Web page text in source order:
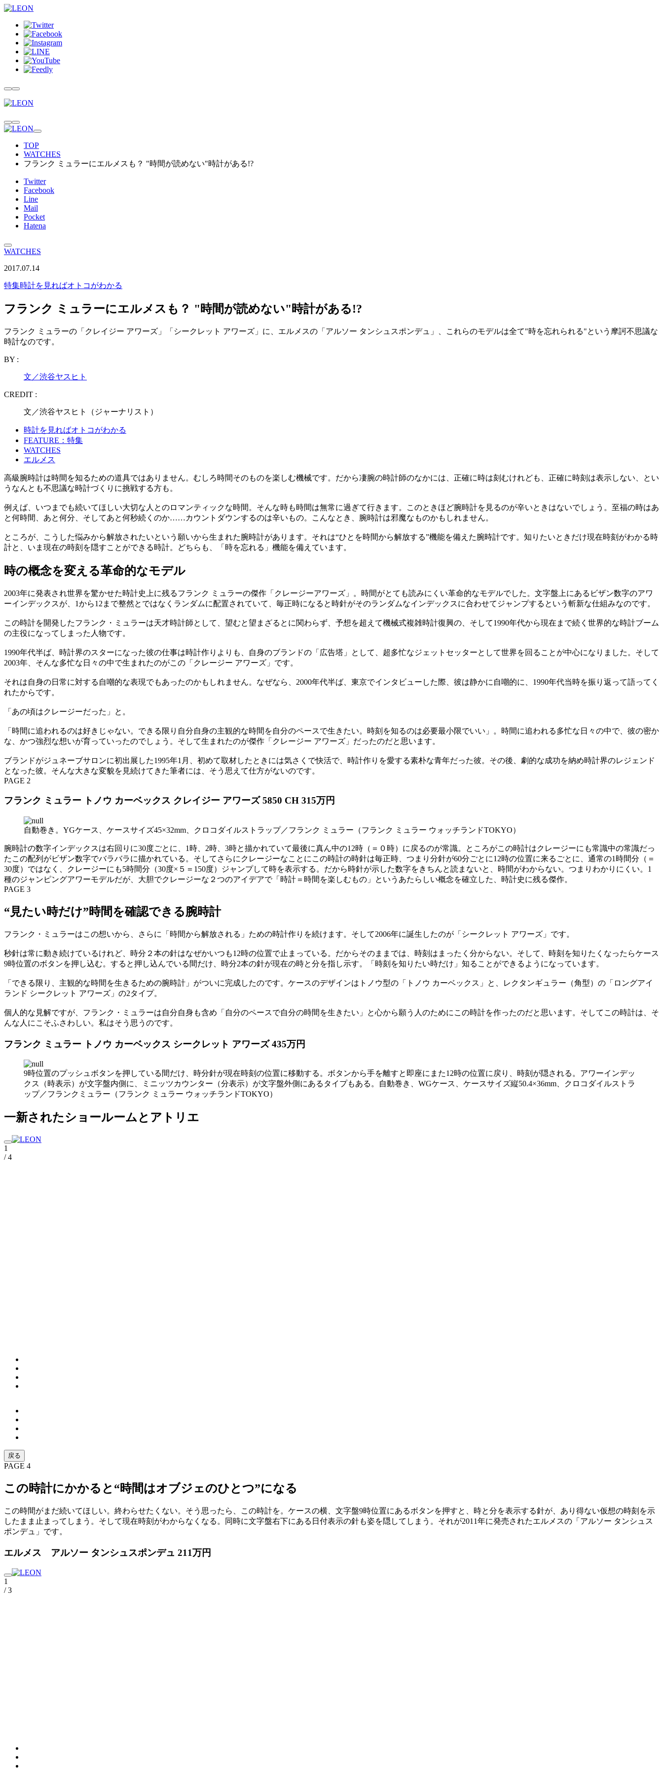
TOP
WATCHES
フランク ミュラーにエルメスも？ "時間が読めない"時計がある!?
Twitter
Facebook
Line
Mail
Pocket
Hatena
WATCHES
2017.07.14
特集時計を見ればオトコがわかる
フランク ミュラーにエルメスも？ "時間が読めない"時計がある!?
フランク ミュラーの「クレイジー アワーズ」「シークレット アワーズ」に、エルメスの「アルソー タンシュスポンデュ」、これらのモデルは全て"時を忘れられる"という摩訶不思議な
時計なのです。
BY :
文／渋谷ヤスヒト
CREDIT :
文／渋谷ヤスヒト（ジャーナリスト）
時計を見ればオトコがわかる
FEATURE：特集
WATCHES
エルメス
高級腕時計は時間を知るための道具ではありません。むしろ時間そのものを楽しむ機械です。だから凄腕の時計師のなかには、正確に時は刻むけれども、正確に時刻は表示しない、とい
うなんとも不思議な時計づくりに挑戦する方も。
例えば、いつまでも続いてほしい大切な人とのロマンティックな時間。そんな時も時間は無常に過ぎて行きます。このときほど腕時計を見るのが辛いときはないでしょう。至福の時はあ
と何時間、あと何分、そしてあと何秒続くのか……カウントダウンするのは辛いもの。こんなとき、腕時計は邪魔なものかもしれません。
ところが、こうした悩みから解放されたいという願いから生まれた腕時計があります。それは“ひとを時間から解放する”機能を備えた腕時計です。知りたいときだけ現在時刻がわかる時
計と、いま現在の時刻を隠すことができる時計。どちらも、「時を忘れる」機能を備えています。
時の概念を変える革命的なモデル
2003年に発表され世界を驚かせた時計史上に残るフランク ミュラーの傑作「クレージーアワーズ」。時間がとても読みにくい革命的なモデルでした。文字盤上にあるビザン数字のアワ
ーインデックスが、1から12まで整然とではなくランダムに配置されていて、毎正時になると時針がそのランダムなインデックスに合わせてジャンプするという斬新な仕組みなのです。
この時計を開発したフランク・ミュラーは天才時計師として、望むと望まざるとに関わらず、予想を超えて機械式複雑時計復興の、そして1990年代から現在まで続く世界的な時計ブーム
の主役になってしまった人物です。
1990年代半ば、時計界のスターになった彼の仕事は時計作りよりも、自身のブランドの「広告塔」として、超多忙なジェットセッターとして世界を回ることが中心になりました。そして
2003年、そんな多忙な日々の中で生まれたのがこの「クレージー アワーズ」です。
それは自身の日常に対する自嘲的な表現でもあったのかもしれません。なぜなら、2000年代半ば、東京でインタビューした際、彼は静かに自嘲的に、1990年代当時を振り返って語ってく
れたからです。
「あの頃はクレージーだった」と。
「時間に追われるのは好きじゃない。できる限り自分自身の主観的な時間を自分のペースで生きたい。時刻を知るのは必要最小限でいい」。時間に追われる多忙な日々の中で、彼の密か
な、かつ強烈な想いが育っていったのでしょう。そして生まれたのが傑作「クレージー アワーズ」だったのだと思います。
ブランドがジュネーブサロンに初出展した1995年1月、初めて取材したときには気さくで快活で、時計作りを愛する素朴な青年だった彼。その後、劇的な成功を納め時計界のレジェンド
となった彼。そんな大きな変貌を見続けてきた筆者には、そう思えて仕方がないのです。
PAGE 2
フランク ミュラー トノウ カーベックス クレイジー アワーズ 5850 CH 315万円
自動巻き。YGケース、ケースサイズ45×32mm、クロコダイルストラップ／フランク ミュラー（フランク ミュラー ウォッチランドTOKYO）
腕時計の数字インデックスは右回りに30度ごとに、1時、2時、3時と描かれていて最後に真ん中の12時（＝０時）に戻るのが常識。ところがこの時計はクレージーにも常識中の常識だっ
たこの配列がビザン数字でバラバラに描かれている。そしてさらにクレージーなことにこの時計の時針は毎正時、つまり分針が60分ごとに12時の位置に来るごとに、通常の1時間分（＝
30度）ではなく、クレージーにも5時間分（30度×５＝150度）ジャンプして時を表示する。だから時針が示した数字をきちんと読まないと、時間がわからない。つまりわかりにくい。1
種のジャンピングアワーモデルだが、大胆でクレージーな２つのアイデアで「時計＝時間を楽しむもの」というあたらしい概念を確立した、時計史に残る傑作。
PAGE 3
“見たい時だけ”時間を確認できる腕時計
フランク・ミュラーはこの想いから、さらに「時間から解放される」ための時計作りを続けます。そして2006年に誕生したのが「シークレット アワーズ」です。
秒針は常に動き続けているけれど、時分２本の針はなぜかいつも12時の位置で止まっている。だからそのままでは、時刻はまったく分からない。そして、時刻を知りたくなったらケース
9時位置のボタンを押し込む。すると押し込んでいる間だけ、時分2本の針が現在の時と分を指し示す。「時刻を知りたい時だけ」知ることができるようになっています。
「できる限り、主観的な時間を生きるための腕時計」がついに完成したのです。ケースのデザインはトノウ型の「トノウ カーベックス」と、レクタンギュラー（角型）の「ロングアイ
ランド シークレット アワーズ」の2タイプ。
個人的な見解ですが、フランク・ミュラーは自分自身も含め「自分のペースで自分の時間を生きたい」と心から願う人のためにこの時計を作ったのだと思います。そしてこの時計は、そ
んな人にこそふさわしい。私はそう思うのです。
フランク ミュラー トノウ カーベックス シークレット アワーズ 435万円
9時位置のプッシュボタンを押している間だけ、時分針が現在時刻の位置に移動する。ボタンから手を離すと即座にまた12時の位置に戻り、時刻が隠される。アワーインデッ
クス（時表示）が文字盤内側に、ミニッツカウンター（分表示）が文字盤外側にあるタイプもある。自動巻き、WGケース、ケースサイズ縦50.4×36mm、クロコダイルストラ
ップ／フランクミュラー（フランク ミュラー ウォッチランドTOKYO）
一新されたショールームとアトリエ
1
/ 4
戻る
PAGE 4
この時計にかかると“時間はオブジェのひとつ”になる
この時間がまだ続いてほしい。終わらせたくない。そう思ったら、この時計を。ケースの横、文字盤9時位置にあるボタンを押すと、時と分を表示する針が、あり得ない仮想の時刻を示
したまま止まってしまう。そして現在時刻がわからなくなる。同時に文字盤右下にある日付表示の針も姿を隠してしまう。それが2011年に発売されたエルメスの「アルソー タンシュス
ポンデュ」です。
エルメス アルソー タンシュスポンデュ 211万円
1
/ 3